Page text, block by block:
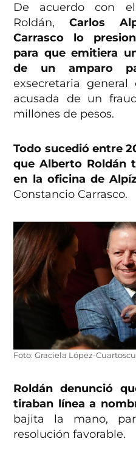
De acuerdo con
Roldán, Carlos
Carrasco lo
para que emitiera
de un amparo
exsecretaria
acusada de un
millones de pesos.
Todo sucedió entre
que Alberto Roldán
en la oficina de
Constancio Carrasco.
Foto: Graciela López-
Roldán denunció
tiraban línea a
bajita la mano,
resolución favorable.